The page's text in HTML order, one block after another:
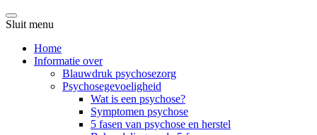
Sluit menu
Home
Informatie over
Blauwdruk psychosezorg
Psychosegevoeligheid
Wat is een psychose?
Symptomen psychose
5 fasen van psychose en herstel